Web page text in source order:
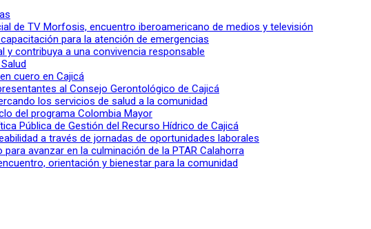
de TV Morfosis, encuentro iberoamericano de medios y televisión
para la atención de emergencias
y contribuya a una convivencia responsable
cuero en Cajicá
al Consejo Gerontológico de Cajicá
los servicios de salud a la comunidad
del programa Colombia Mayor
Pública de Gestión del Recurso Hídrico de Cajicá
a través de jornadas de oportunidades laborales
avanzar en la culminación de la PTAR Calahorra
orientación y bienestar para la comunidad